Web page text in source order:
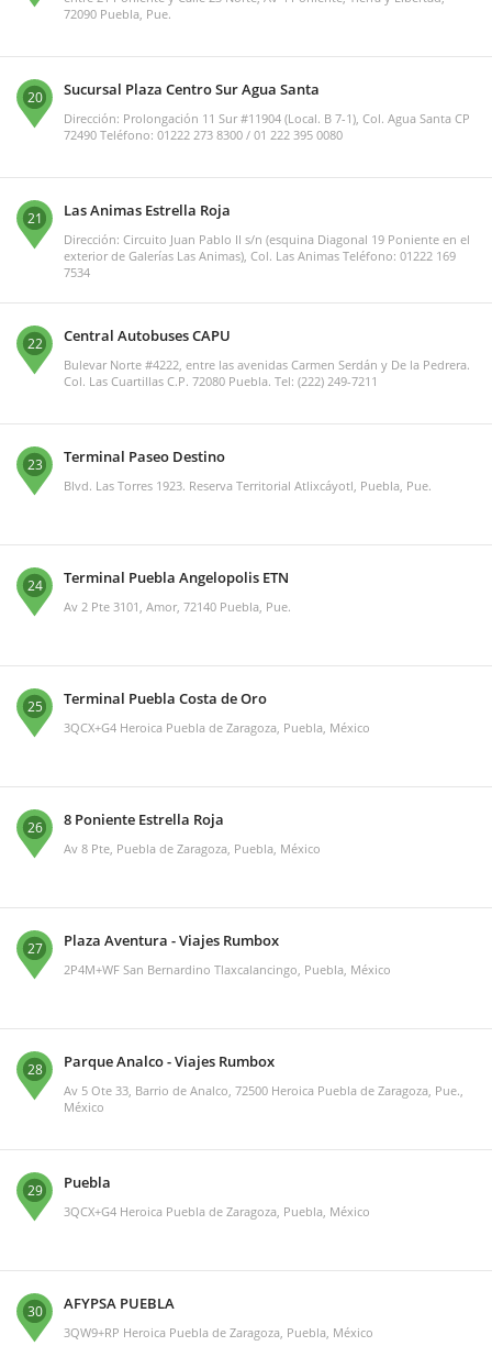
72090 Puebla, Pue.
20 Sucursal Plaza Centro Sur Agua Santa
Dirección: Prolongación 11 Sur #11904 (Local. B 7-1), Col. Agua Santa CP
72490 Teléfono: 01222 273 8300 / 01 222 395 0080
21 Las Animas Estrella Roja
Dirección: Circuito Juan Pablo II s/n (esquina Diagonal 19 Poniente en el
exterior de Galerías Las Animas), Col. Las Animas Teléfono: 01222 169
7534
22 Central Autobuses CAPU
Bulevar Norte #4222, entre las avenidas Carmen Serdán y De la Pedrera.
Col. Las Cuartillas C.P. 72080 Puebla. Tel: (222) 249-7211
23 Terminal Paseo Destino
Blvd. Las Torres 1923. Reserva Territorial Atlixcáyotl, Puebla, Pue.
24 Terminal Puebla Angelopolis ETN
Av 2 Pte 3101, Amor, 72140 Puebla, Pue.
25 Terminal Puebla Costa de Oro
3QCX+G4 Heroica Puebla de Zaragoza, Puebla, México
26 8 Poniente Estrella Roja
Av 8 Pte, Puebla de Zaragoza, Puebla, México
27 Plaza Aventura - Viajes Rumbox
2P4M+WF San Bernardino Tlaxcalancingo, Puebla, México
28 Parque Analco - Viajes Rumbox
Av 5 Ote 33, Barrio de Analco, 72500 Heroica Puebla de Zaragoza, Pue.,
México
29 Puebla
3QCX+G4 Heroica Puebla de Zaragoza, Puebla, México
30 AFYPSA PUEBLA
3QW9+RP Heroica Puebla de Zaragoza, Puebla, México